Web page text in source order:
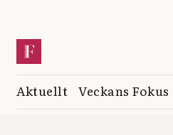
Aktuellt Veckans Fokus